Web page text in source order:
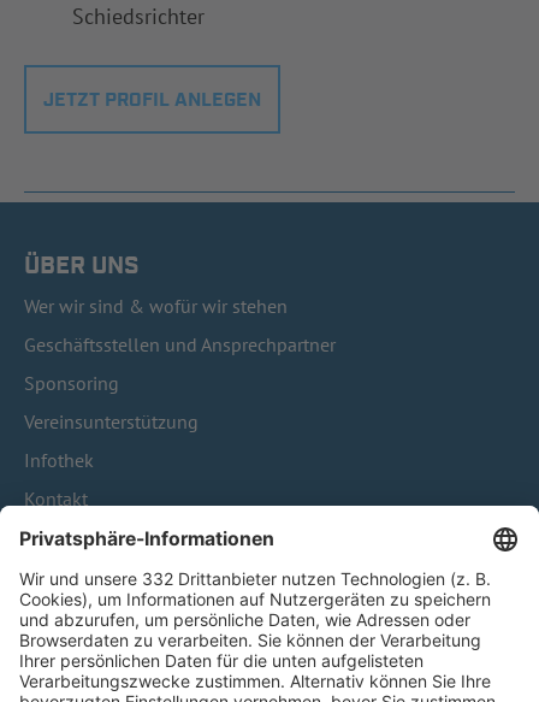
Schiedsrichter
JETZT PROFIL ANLEGEN
ÜBER UNS
Wer wir sind & wofür wir stehen
Geschäftsstellen und Ansprechpartner
Sponsoring
Vereinsunterstützung
Infothek
Kontakt
HÄUFIG BESUCHTE SEITEN
Pässe und Vereinswechsel
Trainerausbildung
Schulungsangebot Vereinsmitarbeiter